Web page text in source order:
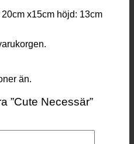
x15cm höjd: 13cm
än.
”Cute Necessär”